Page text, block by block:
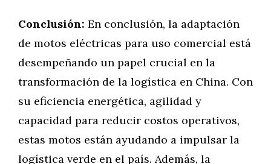
Conclusión: En conclusión, la adaptación
de motos eléctricas para uso comercial está
desempeñando un papel crucial en la
transformación de la logística en China. Con
su eficiencia energética, agilidad y
capacidad para reducir costos operativos,
estas motos están ayudando a impulsar la
logística verde en el país. Además, la